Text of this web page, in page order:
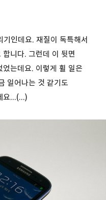
인데요. 재질이 독특해서
니다. 그런데 이 뒷면
는데요. 이렇게 휠 일은
일어나는 것 같기도
요...(...)